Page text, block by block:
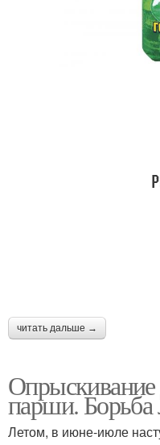
читать дальше →
Опрыскивание
парши. Борьба
Летом, в июне-июле